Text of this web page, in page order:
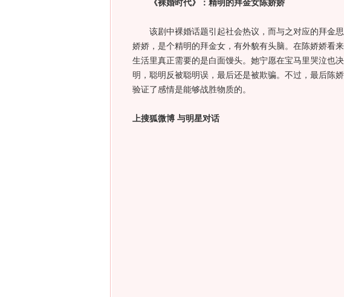
《裸婚时代》：精明的拜金女陈娇娇
该剧中裸婚话题引起社会热议，而与之对应的拜金思
娇娇，是个精明的拜金女，有外貌有头脑。在陈娇娇看
生活里真正需要的是白面馒头。她宁愿在宝马里哭泣也
明，聪明反被聪明误，最后还是被欺骗。不过，最后陈
验证了感情是能够战胜物质的。
上搜狐微博 与明星对话